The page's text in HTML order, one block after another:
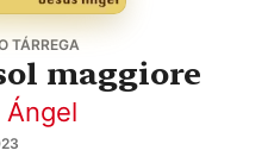
TÁRREGA
maggiore